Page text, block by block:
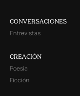
CONVERSACIONES
Entrevistas
CREACIÓN
Poesía
Ficción